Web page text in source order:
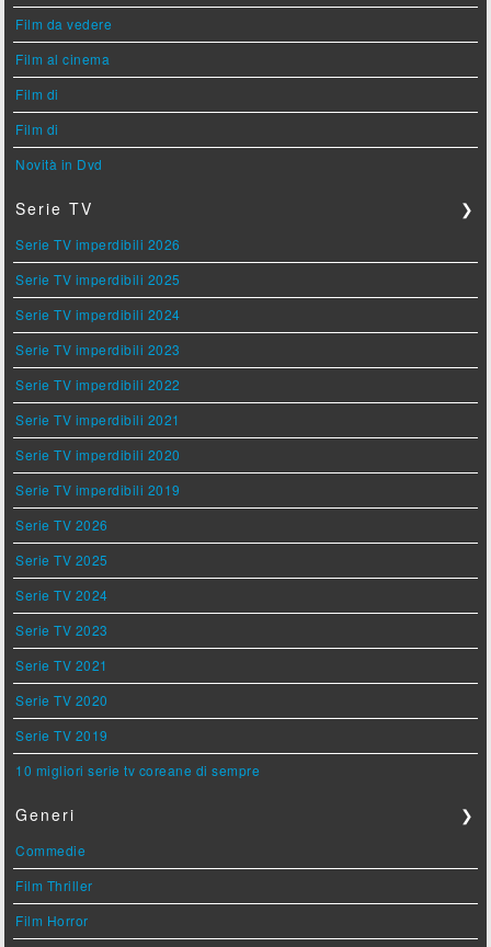
Film da vedere
Film al cinema
Film di
Film di
Novità in Dvd
Serie TV ❯
Serie TV imperdibili 2026
Serie TV imperdibili 2025
Serie TV imperdibili 2024
Serie TV imperdibili 2023
Serie TV imperdibili 2022
Serie TV imperdibili 2021
Serie TV imperdibili 2020
Serie TV imperdibili 2019
Serie TV 2026
Serie TV 2025
Serie TV 2024
Serie TV 2023
Serie TV 2021
Serie TV 2020
Serie TV 2019
10 migliori serie tv coreane di sempre
Generi ❯
Commedie
Film Thriller
Film Horror